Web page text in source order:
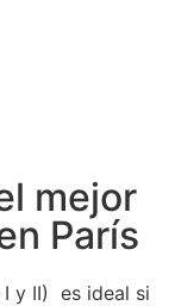
mejor
París
y II) es ideal si